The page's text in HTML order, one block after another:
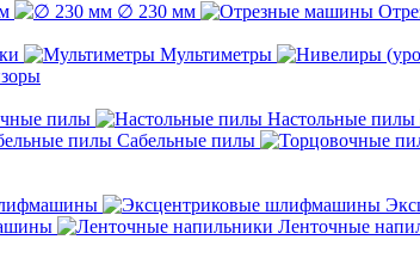
∅ 230 мм
Мультиметры
пилы Настольные пилы
Сабельные пилы
Ленточные